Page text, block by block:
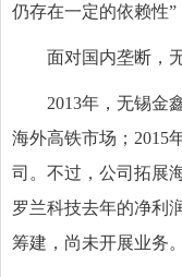
仍存在一定的依赖性”
面对国内垄断，无
2013年，无锡金鑫
海外高铁市场；2015
司。不过，公司拓展
罗兰科技去年的净利
筹建，尚未开展业务。